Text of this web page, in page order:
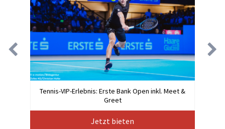
Tennis-VIP-Erlebnis: Erste Bank Open inkl. Meet &
Greet
Jetzt bieten